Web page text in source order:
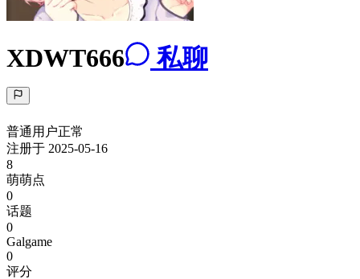
XDWT666 私聊
普通用户正常
注册于 2025-05-16
8
萌萌点
0
话题
0
Galgame
0
评分